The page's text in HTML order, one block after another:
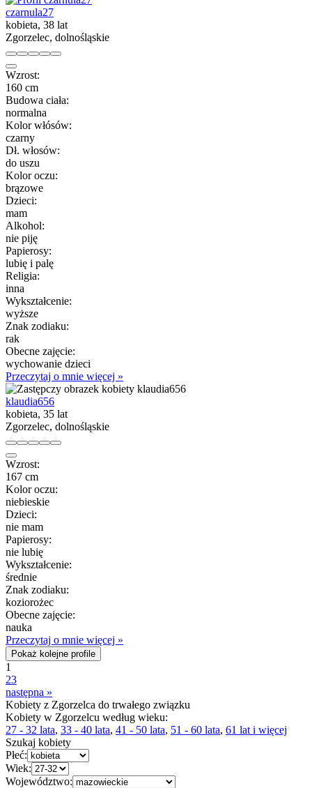
czarnula27
kobieta, 38 lat
Zgorzelec, dolnośląskie
Wzrost:
160 cm
Budowa ciała:
normalna
Kolor włósów:
czarny
Dł. włosów:
do uszu
Kolor oczu:
brązowe
Dzieci:
mam
Alkohol:
nie piję
Papierosy:
lubię i palę
Religia:
inna
Wykształcenie:
wyższe
Znak zodiaku:
rak
Obecne zajęcie:
wychowanie dzieci
Przeczytaj o mnie więcej »
klaudia656
kobieta, 35 lat
Zgorzelec, dolnośląskie
Wzrost:
167 cm
Kolor oczu:
niebieskie
Dzieci:
nie mam
Papierosy:
nie lubię
Wykształcenie:
średnie
Znak zodiaku:
koziorożec
Obecne zajęcie:
nauka
Przeczytaj o mnie więcej »
Pokaż kolejne profile
1
23
następna »
Kobiety z Zgorzelca do trwałego związku
Kobiety w Zgorzelcu według wieku:
27 - 32 lata, 33 - 40 lata, 41 - 50 lata, 51 - 60 lata, 61 lat i więcej
Szukaj kobiety
Płeć:
Wiek:
Województwo: